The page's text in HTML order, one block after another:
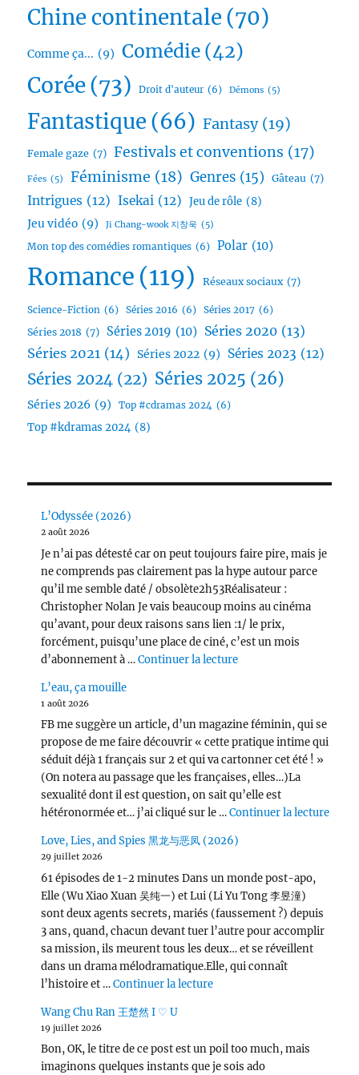
Chine continentale (70)
Comme ça... (9) Comédie (42)
Corée(73) Droit d'auteur (6) Démons (5)
Fantastique (66) Fantasy (19)
Female gaze (7) Festivals et conventions (17)
Fées (5) Féminisme (18) Genres (15) Gâteau (7)
Intrigues (12) Isekai (12) Jeu de rôle (8)
Jeu vidéo (9) Ji Chang-wook 지창욱 (5)
Mon top des comédies romantiques (6) Polar (10)
Romance (119) Réseaux sociaux (7)
Science-Fiction (6) Séries 2016 (6) Séries 2017 (6)
Séries 2018 (7) Séries 2019 (10) Séries 2020 (13)
Séries 2021 (14) Séries 2022 (9) Séries 2023 (12)
Séries 2024 (22) Séries 2025 (26)
Séries 2026 (9) Top #cdramas 2024 (6)
Top #kdramas 2024 (8)
L’Odyssée (2026)
2 août 2026
Je n’ai pas détesté car on peut toujours faire pire, mais je
ne comprends pas clairement pas la hype autour parce
qu’il me semble daté / obsolète2h53Réalisateur :
Christopher Nolan Je vais beaucoup moins au cinéma
qu’avant, pour deux raisons sans lien :1/ le prix,
forcément, puisqu’une place de ciné, c’est un mois
d’abonnement à …Continuer la lecturede « L’Odyssée (2026)
L’eau, ça mouille
1 août 2026
FB me suggère un article, d’un magazine féminin, qui se
propose de me faire découvrir « cette pratique intime qui
séduit déjà 1 français sur 2 et qui va cartonner cet été ! »
(On notera au passage que les françaises, elles…)La
sexualité dont il est question, on sait qu’elle est
hétéronormée et… j’ai cliqué sur le …Continuer la lecturede «
Love, Lies, and Spies 黑龙与恶凤 (2026)
29 juillet 2026
61 épisodes de 1-2 minutes Dans un monde post-apo,
Elle (Wu Xiao Xuan 吴纯一) et Lui (Li Yu Tong 李昱潼)
sont deux agents secrets, mariés (faussement ?) depuis
3 ans, quand, chacun devant tuer l’autre pour accomplir
sa mission, ils meurent tous les deux… et se réveillent
dans un drama mélodramatique.Elle, qui connaît
l’histoire et …Continuer la lecturede « Love, Lies, and Spies
Wang Chu Ran 王楚然 I ♡ U
19 juillet 2026
Bon, OK, le titre de ce post est un poil too much, mais
imaginons quelques instants que je sois ado